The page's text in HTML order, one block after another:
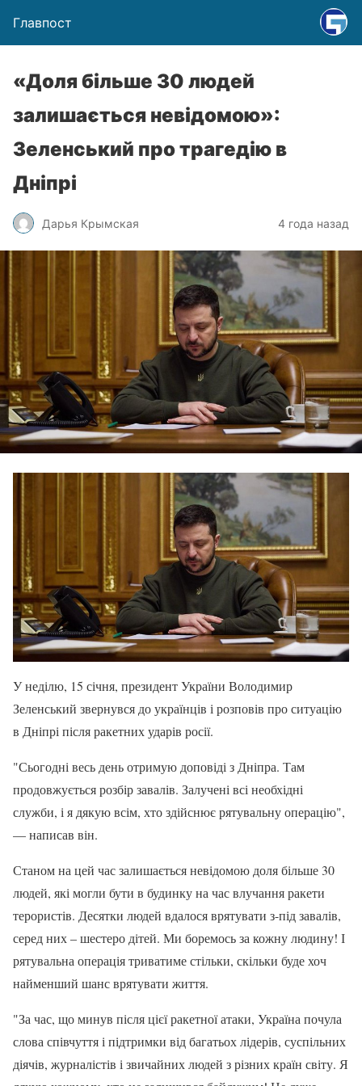
Главпост
«Доля більше 30 людей
залишається невідомою»:
Зеленський про трагедію в
Дніпрі
Дарья Крымская 4 года назад
У неділю, 15 січня, президент України Володимир
Зеленський звернувся до українців і розповів про ситуацію
в Дніпрі після ракетних ударів росії.
"Сьогодні весь день отримую доповіді з Дніпра. Там
продовжується розбір завалів. Залучені всі необхідні
служби, і я дякую всім, хто здійснює рятувальну операцію",
— написав він.
Станом на цей час залишається невідомою доля більше 30
людей, які могли бути в будинку на час влучання ракети
терористів. Десятки людей вдалося врятувати з-під завалів,
серед них – шестеро дітей. Ми боремось за кожну людину! І
рятувальна операція триватиме стільки, скільки буде хоч
найменший шанс врятувати життя.
"За час, що минув після цієї ракетної атаки, Україна почула
слова співчуття і підтримки від багатьох лідерів, суспільних
діячів, журналістів і звичайних людей з різних країн світу. Я